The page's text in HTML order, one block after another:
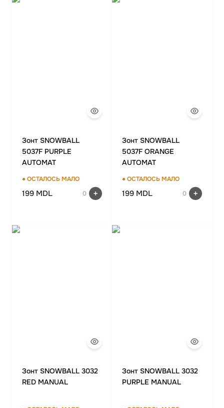
Зонт SNOWBALL
5037F PURPLE
AUTOMAT
● ОСТАЛОСЬ МАЛО
199 MDL 0
Зонт SNOWBALL
5037F ORANGE
AUTOMAT
● ОСТАЛОСЬ МАЛО
199 MDL 0
Зонт SNOWBALL 3032
RED MANUAL
Зонт SNOWBALL 3032
PURPLE MANUAL